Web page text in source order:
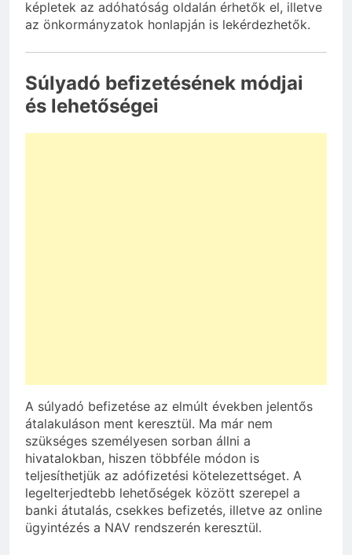
képletek az adóhatóság oldalán érhetők el, illetve
az önkormányzatok honlapján is lekérdezhetők.
Súlyadó befizetésének módjai
és lehetőségei
A súlyadó befizetése az elmúlt években jelentős
átalakuláson ment keresztül. Ma már nem
szükséges személyesen sorban állni a
hivatalokban, hiszen többféle módon is
teljesíthetjük az adófizetési kötelezettséget. A
legelterjedtebb lehetőségek között szerepel a
banki átutalás, csekkes befizetés, illetve az online
ügyintézés a NAV rendszerén keresztül.